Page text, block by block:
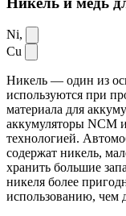
Ni,
Cu
Никель — один из
используются при
материала для
аккумуляторы NCM
технологией.
содержат никель,
хранить большие
никеля более
использованию, чем